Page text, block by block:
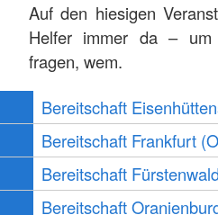
Auf den hiesigen
Helfer immer da –
fragen, wem.
Bereitschaft
Bereitschaft Frankfurt
Bereitschaft
Bereitschaft